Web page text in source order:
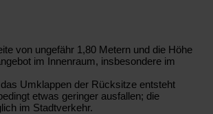
von ungefähr 1,80 Metern und die Höhe
im Innenraum, insbesondere im
Umklappen der Rücksitze entsteht
etwas geringer ausfallen; die
im Stadtverkehr.